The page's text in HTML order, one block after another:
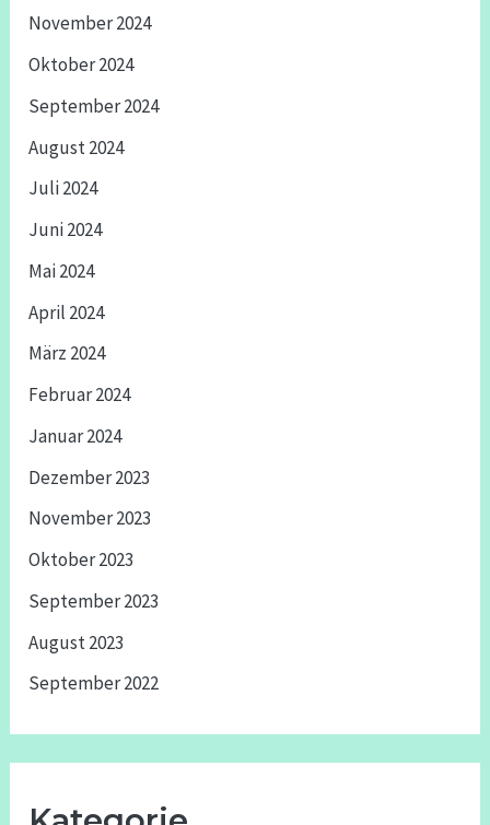
November 2024
Oktober 2024
September 2024
August 2024
Juli 2024
Juni 2024
Mai 2024
April 2024
März 2024
Februar 2024
Januar 2024
Dezember 2023
November 2023
Oktober 2023
September 2023
August 2023
September 2022